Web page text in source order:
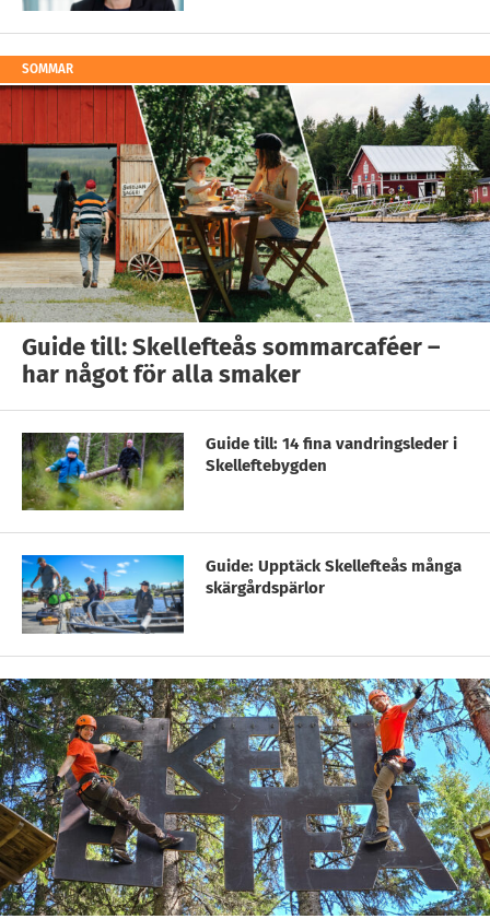
SOMMAR
Guide till: Skellefteås sommarcaféer –
har något för alla smaker
Guide till: 14 fina vandringsleder i
Skelleftebygden
Guide: Upptäck Skellefteås många
skärgårdspärlor